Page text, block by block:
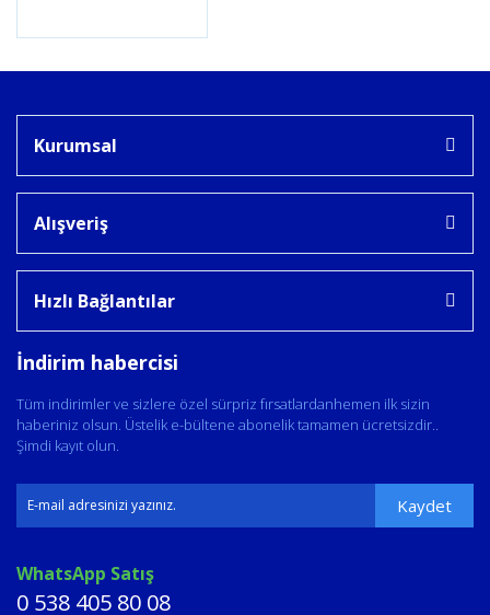
Kurumsal
Alışveriş
Hızlı Bağlantılar
İndirim habercisi
Tüm indirimler ve sizlere özel sürpriz fırsatlardanhemen ilk sizin
haberiniz olsun. Üstelik e-bültene abonelik tamamen ücretsizdir..
Şimdi kayıt olun.
Kaydet
WhatsApp Satış
0 538 405 80 08